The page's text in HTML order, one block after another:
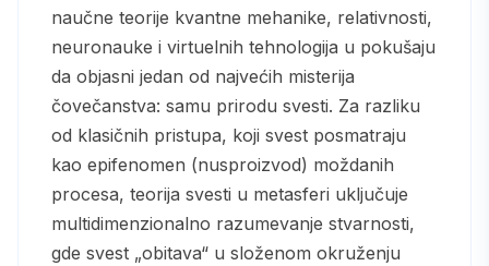
naučne teorije kvantne mehanike, relativnosti,
neuronauke i virtuelnih tehnologija u pokušaju
da objasni jedan od najvećih misterija
čovečanstva: samu prirodu svesti. Za razliku
od klasičnih pristupa, koji svest posmatraju
kao epifenomen (nusproizvod) moždanih
procesa, teorija svesti u metasferi uključuje
multidimenzionalno razumevanje stvarnosti,
gde svest „obitava“ u složenom okruženju